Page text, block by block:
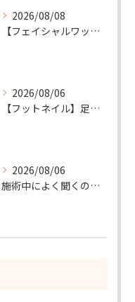
2026/08/08
【フェイシャルワックスで、毛質にも変化が…🤍】
2026/08/06
【フットネイル】足元がパッと映える！ホワイトワンカラーネイル
2026/08/06
施術中によく聞くのが…